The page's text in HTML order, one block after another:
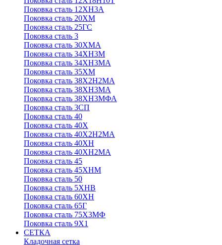
Поковка сталь 12ХН3А
Поковка сталь 20ХМ
Поковка сталь 25ГС
Поковка сталь 3
Поковка сталь 30ХМА
Поковка сталь 34ХН3М
Поковка сталь 34ХН3МА
Поковка сталь 35ХМ
Поковка сталь 38Х2Н2МА
Поковка сталь 38ХН3МА
Поковка сталь 38ХН3МФА
Поковка сталь 3СП
Поковка сталь 40
Поковка сталь 40Х
Поковка сталь 40Х2Н2МА
Поковка сталь 40ХН
Поковка сталь 40ХН2МА
Поковка сталь 45
Поковка сталь 45ХНМ
Поковка сталь 50
Поковка сталь 5ХНВ
Поковка сталь 60ХН
Поковка сталь 65Г
Поковка сталь 75Х3МФ
Поковка сталь 9Х1
СЕТКА
Кладочная сетка